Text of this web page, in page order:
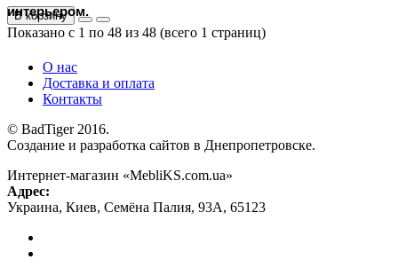
интерьером.
В корзину
Показано с 1 по 48 из 48 (всего 1 страниц)
О нас
Доставка и оплата
Контакты
© BadTiger 2016.
Создание и разработка сайтов в Днепропетровске.
Интернет-магазин «MebliKS.com.ua»
Адрес:
Украина, Киев, Семёна Палия, 93А, 65123